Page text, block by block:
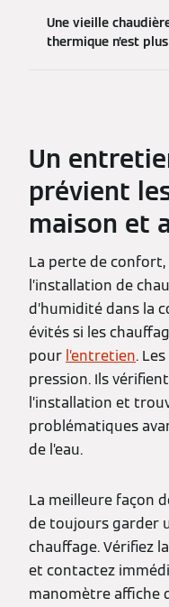
Une vieille
thermique n’est
Un
prévient
maison et
La perte de confort,
l’installation de
d’humidité dans la
évités si les
pour l’entretien.
pression. Ils
l’installation et
problématiques
de l’eau.
La meilleure façon
de toujours garder
chauffage. Vérifiez
et contactez
manomètre affiche